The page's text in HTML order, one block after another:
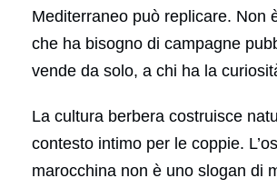
Mediterraneo può replicare. Non
che ha bisogno di campagne
vende da solo, a chi ha la
La cultura berbera costruisce
contesto intimo per le coppie.
marocchina non è uno slogan di